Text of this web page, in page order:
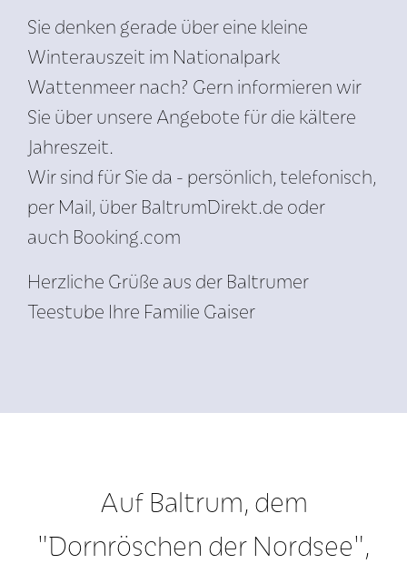
Sie denken gerade über eine kleine
Winterauszeit im Nationalpark
Wattenmeer nach? Gern informieren wir
Sie über unsere Angebote für die kältere
Jahreszeit.
Wir sind für Sie da - persönlich, telefonisch,
per Mail, über BaltrumDirekt.de oder
auch Booking.com
Herzliche Grüße aus der Baltrumer
Teestube Ihre Familie Gaiser
Auf Baltrum, dem
"Dornröschen der Nordsee",